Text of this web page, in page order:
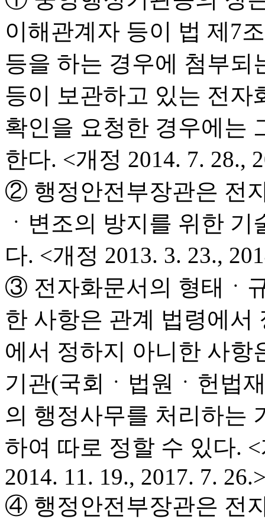
이해관계자 등이 법 제7
등을 하는 경우에 첨부되
등이 보관하고 있는 전자
확인을 요청한 경우에는
한다. <개정 2014. 7. 28.,
② 행정안전부장관은 전
ㆍ변조의 방지를 위한
다. <개정 2013. 3. 23.,
③ 전자화문서의 형태ㆍ
한 사항은 관계 법령에서
에서 정하지 아니한 사항
기관(국회ㆍ법원ㆍ헌법
의 행정사무를 처리하는
하여 따로 정할 수 있다. <
2014. 11. 19., 2017. 7.
④ 행정안전부장관은 전